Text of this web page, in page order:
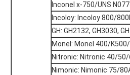
Inconel x-750/UNS
Incoloy: Incoloy 800/
GH: GH2132, GH3030,
Monel: Monel 400/
Nitronic: Nitronic 40/50/
Nimonic: Nimonic 75/